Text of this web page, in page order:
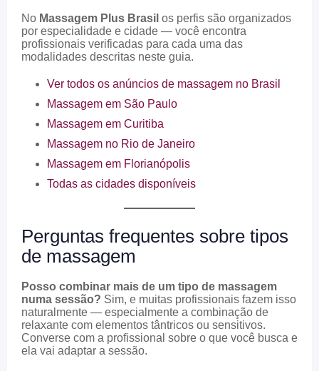
No Massagem Plus Brasil os perfis são organizados
por especialidade e cidade — você encontra
profissionais verificadas para cada uma das
modalidades descritas neste guia.
Ver todos os anúncios de massagem no Brasil
Massagem em São Paulo
Massagem em Curitiba
Massagem no Rio de Janeiro
Massagem em Florianópolis
Todas as cidades disponíveis
Perguntas frequentes sobre tipos
de massagem
Posso combinar mais de um tipo de massagem
numa sessão? Sim, e muitas profissionais fazem isso
naturalmente — especialmente a combinação de
relaxante com elementos tântricos ou sensitivos.
Converse com a profissional sobre o que você busca e
ela vai adaptar a sessão.